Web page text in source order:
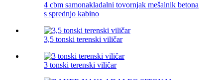
4 cbm samonakladalni tovornjak mešalnik betona
s sprednjo kabino
3,5 tonski terenski viličar
3 tonski terenski viličar